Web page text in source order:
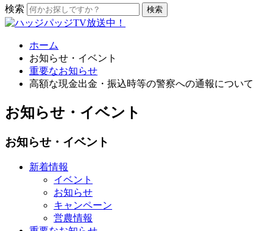
検索
ホーム
お知らせ・イベント
重要なお知らせ
高額な現金出金・振込時等の警察への通報について
お知らせ・イベント
お知らせ・イベント
新着情報
イベント
お知らせ
キャンペーン
営農情報